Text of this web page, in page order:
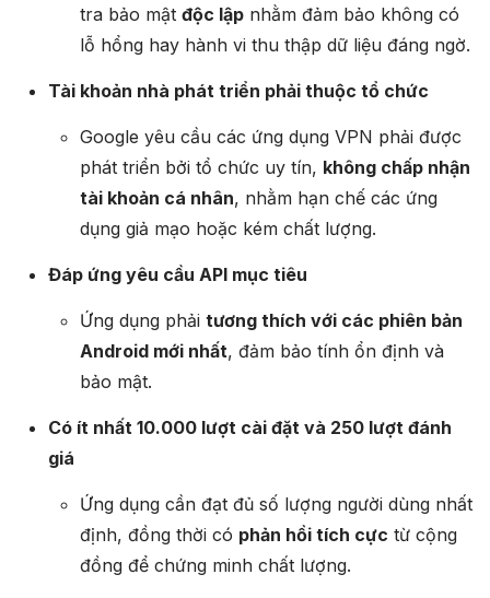
tra bảo mật độc lậpnhằm đảm bảo không có
lỗ hổng hay hành vi thu thập dữ liệu đáng ngờ.
Tài khoản nhà phát triển phải thuộc tổ chức
Google yêu cầu các ứng dụng VPN phải được
phát triển bởi tổ chức uy tín, không chấp nhận
tài khoản cá nhân, nhằm hạn chế các ứng
dụng giả mạo hoặc kém chất lượng.
Đáp ứng yêu cầu API mục tiêu
Ứng dụng phải tương thích với các phiên bản
Android mới nhất, đảm bảo tính ổn định và
bảo mật.
Có ít nhất 10.000 lượt cài đặt và 250 lượt đánh
giá
Ứng dụng cần đạt đủ số lượng người dùng nhất
định, đồng thời có phản hồi tích cực từ cộng
đồng để chứng minh chất lượng.